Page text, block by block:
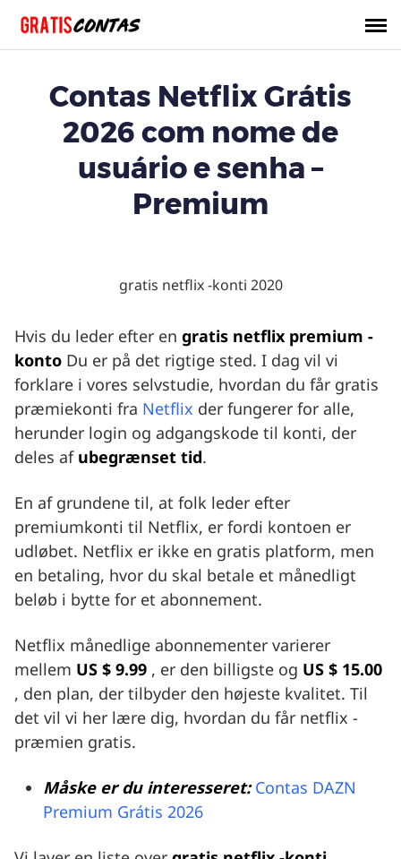
indhold
Contas Netflix Grátis
2026 com nome de
usuário e senha –
Premium
Hvis du leder efter en gratis netflix premium -
konto Du er på det rigtige sted. I dag vil vi
forklare i vores selvstudie, hvordan du får gratis
præmiekonti fra Netflix der fungerer for alle,
herunder login og adgangskode til konti, der
deles af ubegrænset tid.
En af grundene til, at folk leder efter
premiumkonti til Netflix, er fordi kontoen er
udløbet. Netflix er ikke en gratis platform, men
en betaling, hvor du skal betale et månedligt
beløb i bytte for et abonnement.
Netflix månedlige abonnementer varierer
mellem US $ 9.99 , er den billigste og US $ 15.00
, den plan, der tilbyder den højeste kvalitet. Til
det vil vi her lære dig, hvordan du får netflix -
præmien gratis.
Måske er du interesseret:Contas DAZN
Premium Grátis 2026